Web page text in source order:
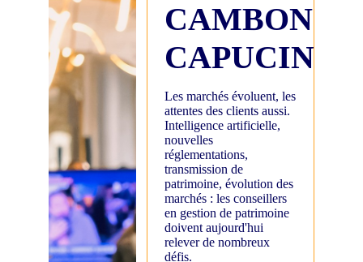
CAMBON
CAPUCINES
Les marchés évoluent, les
attentes des clients aussi.
Intelligence artificielle,
nouvelles
réglementations,
transmission de
patrimoine, évolution des
marchés : les conseillers
en gestion de patrimoine
doivent aujourd'hui
relever de nombreux
défis.